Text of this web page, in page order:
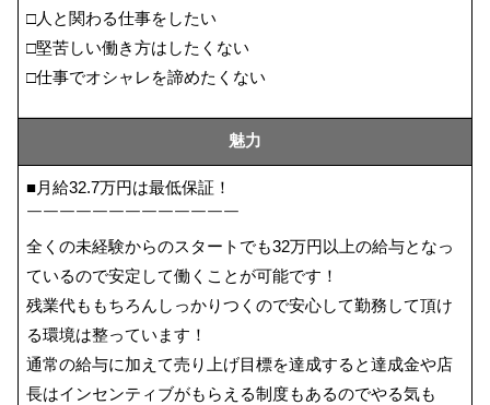
□人と関わる仕事をしたい
□堅苦しい働き方はしたくない
□仕事でオシャレを諦めたくない
魅力
■月給32.7万円は最低保証！
￣￣￣￣￣￣￣￣￣￣￣￣￣
全くの未経験からのスタートでも32万円以上の給与となっ
ているので安定して働くことが可能です！
残業代ももちろんしっかりつくので安心して勤務して頂け
る環境は整っています！
通常の給与に加えて売り上げ目標を達成すると達成金や店
長はインセンティブがもらえる制度もあるのでやる気も